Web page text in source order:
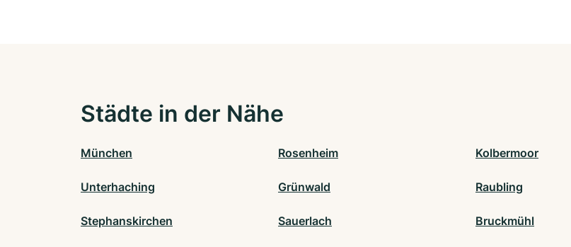
Städte in der Nähe
München Rosenheim Kolbermoor
Unterhaching Grünwald Raubling
Stephanskirchen Sauerlach Bruckmühl